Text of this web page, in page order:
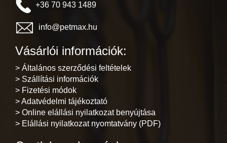
+36 70 943 1489
info@petmax.hu
Vásárlói információk:
> Általános szerződési feltételek
> Szállítási információk
> Fizetési módok
> Adatvédelmi tájékoztató
> Online elállási nyilatkozat benyújtása
> Elállási nyilatkozat nyomtatvány (PDF)